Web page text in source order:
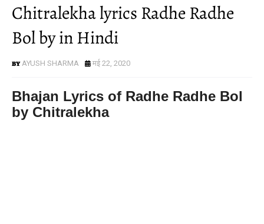
Chitralekha lyrics Radhe Radhe
Bol by in Hindi
AYUSH SHARMA मई 22, 2020
Bhajan Lyrics of Radhe Radhe Bol
by Chitralekha